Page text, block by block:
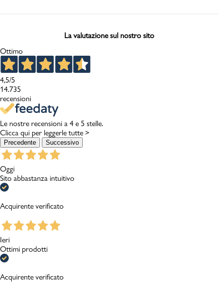
La valutazione sul nostro sito
Ottimo
4,5/5
14.735
recensioni
Le nostre recensioni a 4 e 5 stelle.
Clicca qui per leggerle tutte >
Precedente Successivo
Oggi
Sito abbastanza intuitivo
Acquirente verificato
Ieri
Ottimi prodotti
Acquirente verificato